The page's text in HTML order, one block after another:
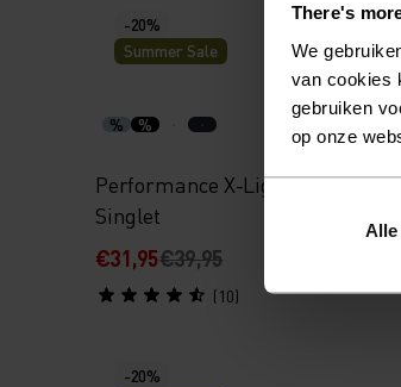
There's
We
van cookies
gebruiken
op onze
Alle
-20%
Summer Sale
% %
Performance X-Light Base Layer
Singlet
€31,95€39,95
(10)
-20%